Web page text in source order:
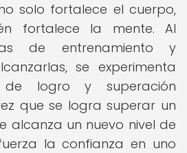
solo fortalece el cuerpo,
fortalece la mente. Al
de entrenamiento y
se experimenta
de logro y superación
que se logra superar un
alcanza un nuevo nivel de
la confianza en uno